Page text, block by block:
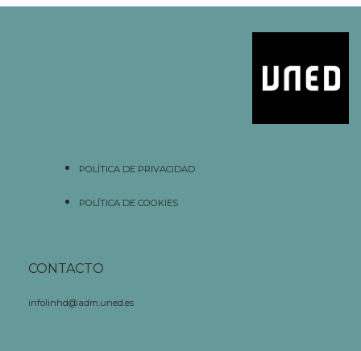
POLÍTICA DE PRIVACIDAD
POLÍTICA DE COOKIES
CONTACTO
infolinhd@adm.uned.es